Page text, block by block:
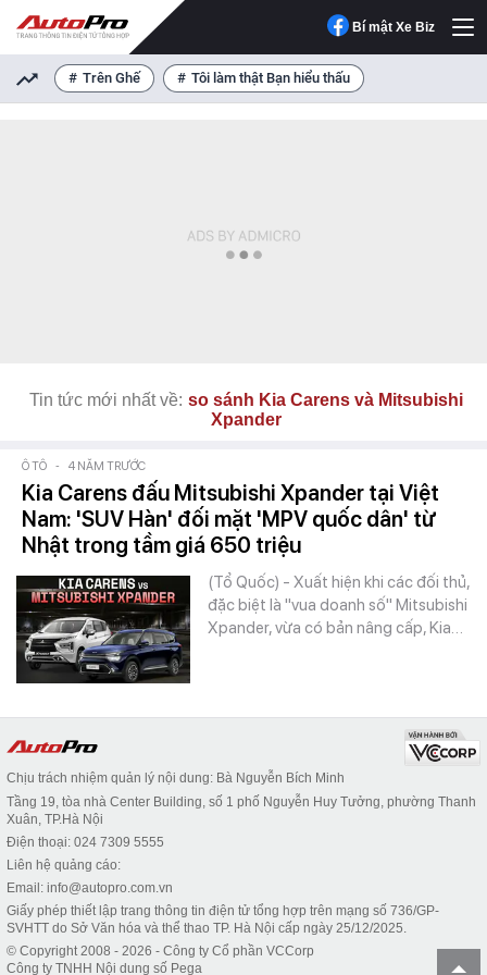
Bí mật Xe Biz
Trên Ghế Tôi làm thật Bạn hiểu thấu
Tin tức mới nhất về: so sánh Kia Carens và Mitsubishi
Xpander
Ô TÔ - 4 NĂM TRƯỚC
Kia Carens đấu Mitsubishi Xpander tại Việt
Nam: 'SUV Hàn' đối mặt 'MPV quốc dân' từ
Nhật trong tầm giá 650 triệu
(Tổ Quốc) - Xuất hiện khi các đối thủ,
đặc biệt là "vua doanh số" Mitsubishi
Xpander, vừa có bản nâng cấp, Kia…
Chịu trách nhiệm quản lý nội dung: Bà Nguyễn Bích Minh
Tầng 19, tòa nhà Center Building, số 1 phố Nguyễn Huy Tưởng, phường Thanh
Xuân, TP.Hà Nội
Điện thoại: 024 7309 5555
Liên hệ quảng cáo:
Email: info@autopro.com.vn
Giấy phép thiết lập trang thông tin điện tử tổng hợp trên mạng số 736/GP-
SVHTT do Sở Văn hóa và thể thao TP. Hà Nội cấp ngày 25/12/2025.
© Copyright 2008 - 2026 - Công ty Cổ phần VCCorp
Công ty TNHH Nội dung số Pega